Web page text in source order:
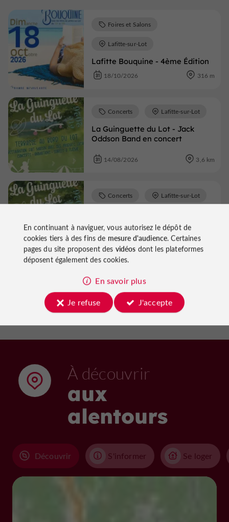
Lafitte Bouquine - 4ème Édition
Foires et Salons
Lafitte-sur-Lot
18/10/2026 316 m
La Guinguette du Lot - Jack
Oddson Band en concert
Concerts Lafitte-sur-Lot
14/08/2026 3,6 km
Concerts Lafitte-sur-Lot
21/08/2026 3,6 km
Voir tous les événements
À découvrir
aux
alentours
Découvrir S'informer Se loger
En continuant à naviguer, vous autorisez le dépôt de
cookies tiers à des fins de mesure d'audience. Certaines
pages du site proposent des vidéos dont les plateformes
déposent également des cookies.
En savoir plus
Je refuse
J'accepte